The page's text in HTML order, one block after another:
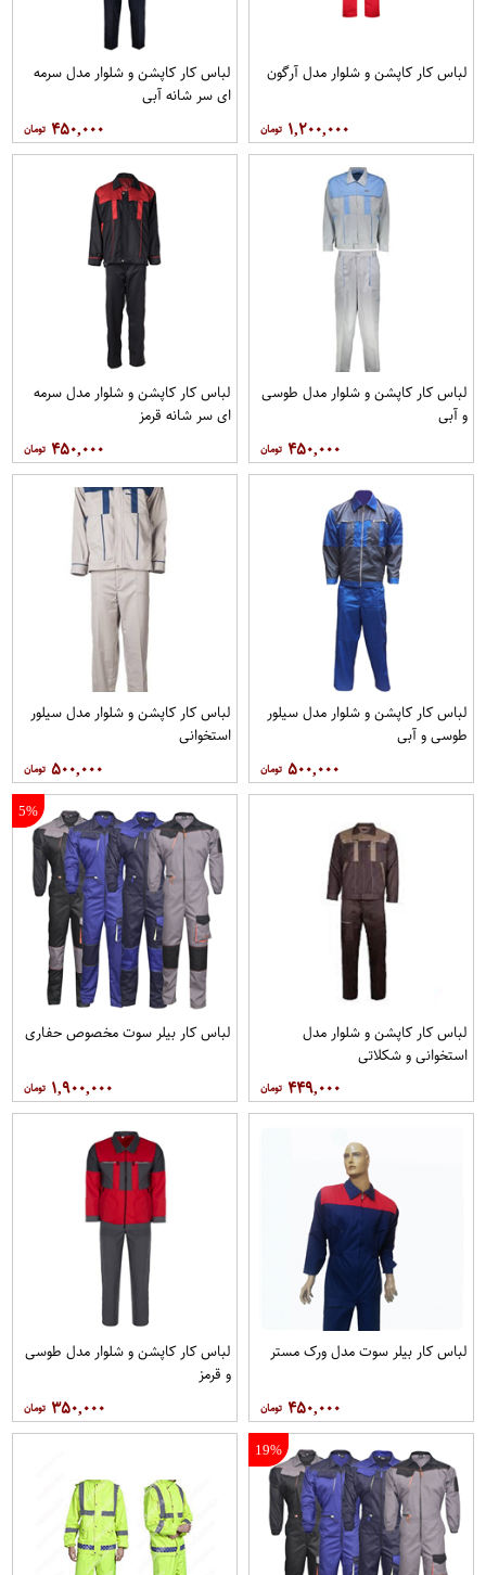
لباس کار کاپشن و شلوار مدل آرگون
۱,۲۰۰,۰۰۰
لباس کار کاپشن و شلوار مدل سرمه
ای سر شانه آبی
۴۵۰,۰۰۰
لباس کار کاپشن و شلوار مدل طوسی
و آبی
۴۵۰,۰۰۰
لباس کار کاپشن و شلوار مدل سرمه
ای سر شانه قرمز
۴۵۰,۰۰۰
لباس کار کاپشن و شلوار مدل سیلور
طوسی و آبی
۵۰۰,۰۰۰
لباس کار کاپشن و شلوار مدل سیلور
استخوانی
۵۰۰,۰۰۰
لباس کار کاپشن و شلوار مدل
استخوانی و شکلاتی
۴۴۹,۰۰۰
5%
لباس کار بیلر سوت مخصوص حفاری
۱,۹۰۰,۰۰۰
لباس کار بیلر سوت مدل ورک مستر
۴۵۰,۰۰۰
لباس کار کاپشن و شلوار مدل طوسی
و قرمز
۳۵۰,۰۰۰
19%